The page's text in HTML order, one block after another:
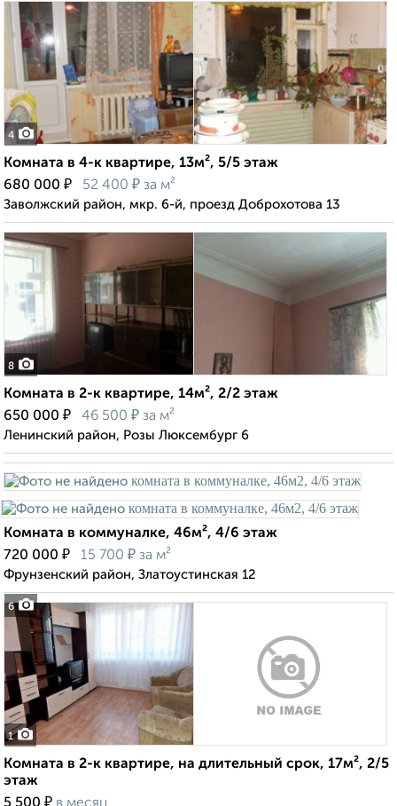
4
Комната в 4-к квартире, 13м², 5/5 этаж
680 000 ₽ 52 400 ₽ за м²
Заволжский район, мкр. 6-й, проезд Доброхотова 13
8
Комната в 2-к квартире, 14м², 2/2 этаж
650 000 ₽ 46 500 ₽ за м²
Ленинский район, Розы Люксембург 6
6
Комната в коммуналке, 46м², 4/6 этаж
720 000 ₽ 15 700 ₽ за м²
Фрунзенский район, Златоустинская 12
1
Комната в 2-к квартире, на длительный срок, 17м², 2/5
этаж
₽